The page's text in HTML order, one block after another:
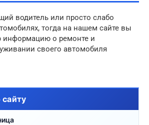
водитель или просто слабо
тогда на нашем сайте вы
информацию о ремонте и
своего автомобиля